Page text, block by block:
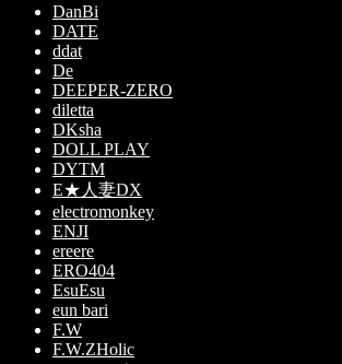
DanBi
DATE
ddat
De
DEEPER-ZERO
diletta
DKsha
DOLL PLAY
DYTM
E★人妻DX
electromonkey
ENJI
ereere
ERO404
EsuEsu
eun bari
F.W
F.W.ZHolic